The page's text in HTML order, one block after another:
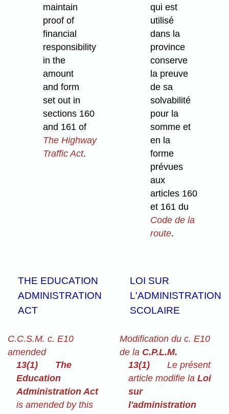
maintain
proof of
financial
responsibility
in the
amount
and form
set out in
sections 160
and 161 of
The Highway
Traffic Act.
qui est
utilisé
dans la
province
conserve
la preuve
de sa
solvabilité
pour la
somme et
en la
forme
prévues
aux
articles 160
et 161 du
Code de la
route.
THE EDUCATION
ADMINISTRATION
ACT
LOI SUR
L'ADMINISTRATION
SCOLAIRE
C.C.S.M. c. E10
amended
13(1)
The
Education
Administration Act
is amended by this
Modification du c. E10
de la C.P.L.M.
13(1)
Le présent
article modifie laLoi
sur
l'administration